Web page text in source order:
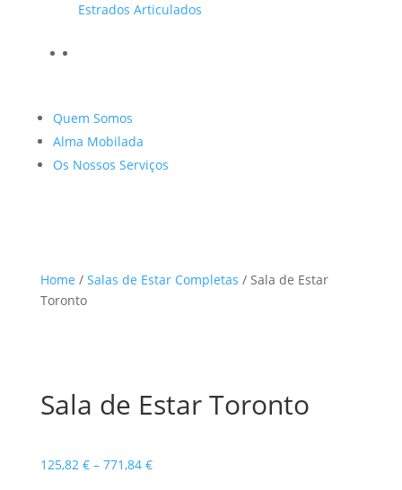
Estrados Articulados
Quem Somos
Alma Mobilada
Os Nossos Serviços
Home / Salas de Estar Completas / Sala de Estar
Toronto
Sala de Estar Toronto
125,82 € – 771,84 €Price